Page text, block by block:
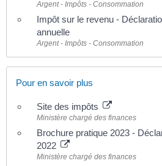
Argent - Impôts - Consommation
Impôt sur le revenu -
annuelle
Argent - Impôts - Consommation
Pour en savoir plus
Site des impôts
Ministère chargé des finances
Brochure pratique 2023 -
2022
Ministère chargé des finances